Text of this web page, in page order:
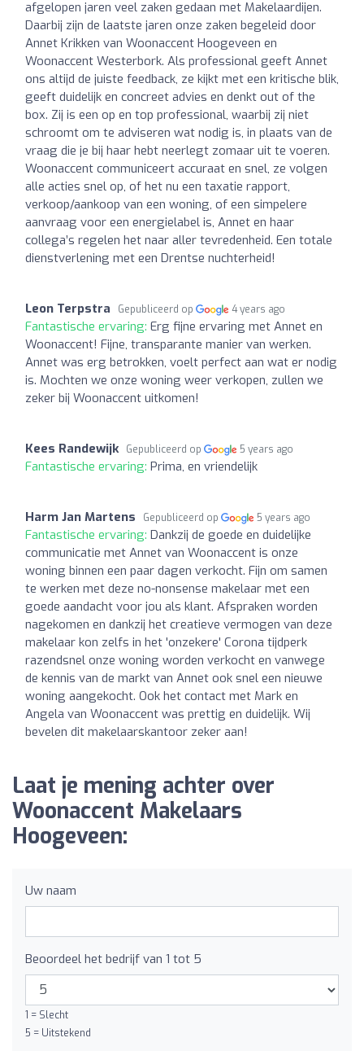
afgelopen jaren veel zaken gedaan met Makelaardijen.
Daarbij zijn de laatste jaren onze zaken begeleid door
Annet Krikken van Woonaccent Hoogeveen en
Woonaccent Westerbork. Als professional geeft Annet
ons altijd de juiste feedback, ze kijkt met een kritische blik,
geeft duidelijk en concreet advies en denkt out of the
box. Zij is een op en top professional, waarbij zij niet
schroomt om te adviseren wat nodig is, in plaats van de
vraag die je bij haar hebt neerlegt zomaar uit te voeren.
Woonaccent communiceert accuraat en snel, ze volgen
alle acties snel op, of het nu een taxatie rapport,
verkoop/aankoop van een woning, of een simpelere
aanvraag voor een energielabel is, Annet en haar
collega’s regelen het naar aller tevredenheid. Een totale
dienstverlening met een Drentse nuchterheid!
Leon Terpstra Gepubliceerd op 4 years ago
Fantastische ervaring: Erg fijne ervaring met Annet en
Woonaccent! Fijne, transparante manier van werken.
Annet was erg betrokken, voelt perfect aan wat er nodig
is. Mochten we onze woning weer verkopen, zullen we
zeker bij Woonaccent uitkomen!
Kees Randewijk Gepubliceerd op 5 years ago
Fantastische ervaring: Prima, en vriendelijk
Harm Jan Martens Gepubliceerd op 5 years ago
Fantastische ervaring: Dankzij de goede en duidelijke
communicatie met Annet van Woonaccent is onze
woning binnen een paar dagen verkocht. Fijn om samen
te werken met deze no-nonsense makelaar met een
goede aandacht voor jou als klant. Afspraken worden
nagekomen en dankzij het creatieve vermogen van deze
makelaar kon zelfs in het 'onzekere' Corona tijdperk
razendsnel onze woning worden verkocht en vanwege
de kennis van de markt van Annet ook snel een nieuwe
woning aangekocht. Ook het contact met Mark en
Angela van Woonaccent was prettig en duidelijk. Wij
bevelen dit makelaarskantoor zeker aan!
Laat je mening achter over
Woonaccent Makelaars
Hoogeveen:
Uw naam
Beoordeel het bedrijf van 1 tot 5
1 = Slecht
5 = Uitstekend